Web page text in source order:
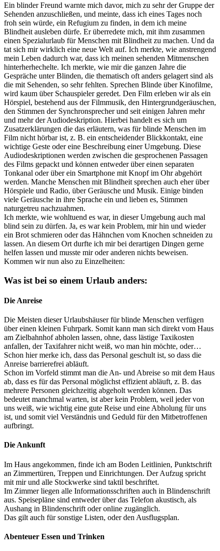
Ein blinder Freund warnte mich davor, mich zu sehr der Gruppe der
Sehenden anzuschließen, und meinte, dass ich eines Tages noch
froh sein würde, ein Refugium zu finden, in dem ich meine
Blindheit ausleben dürfe. Er überredete mich, mit ihm zusammen
einen Spezialurlaub für Menschen mit Blindheit zu machen. Und da
tat sich mir wirklich eine neue Welt auf. Ich merkte, wie anstrengend
mein Leben dadurch war, dass ich meinen sehenden Mitmenschen
hinterherhechelte. Ich merkte, wie mir die ganzen Jahre die
Gespräche unter Blinden, die thematisch oft anders gelagert sind als
die mit Sehenden, so sehr fehlten. Sprechen Blinde über Kinofilme,
wird kaum über Schauspieler geredet. Den Film erleben wir als ein
Hörspiel, bestehend aus der Filmmusik, den Hintergrundgeräuschen,
den Stimmen der Synchronsprecher und seit einigen Jahren mehr
und mehr der Audiodeskription. Hierbei handelt es sich um
Zusatzerklärungen die das erläutern, was für blinde Menschen im
Film nicht hörbar ist, z. B. ein entscheidender Blickkontakt, eine
wichtige Geste oder eine Beschreibung einer Umgebung. Diese
Audiodeskriptionen werden zwischen die gesprochenen Passagen
des Films gepackt und können entweder über einen separaten
Tonkanal oder über ein Smartphone mit Knopf im Ohr abgehört
werden. Manche Menschen mit Blindheit sprechen auch eher über
Hörspiele und Radio, über Geräusche und Musik. Einige binden
viele Geräusche in ihre Sprache ein und lieben es, Stimmen
naturgetreu nachzuahmen.
Ich merkte, wie wohltuend es war, in dieser Umgebung auch mal
blind sein zu dürfen. Ja, es war kein Problem, mir hin und wieder
ein Brot schmieren oder das Hähnchen vom Knochen schneiden zu
lassen. An diesem Ort durfte ich mir bei derartigen Dingen gerne
helfen lassen und musste mir oder anderen nichts beweisen.
Kommen wir nun also zu Einzelheiten:
Was ist bei so einem Urlaub anders:
Die Anreise
Die Meisten dieser Urlaubshäuser für blinde Menschen verfügen
über einen kleinen Fuhrpark. Somit kann man sich direkt vom Haus
am Zielbahnhof abholen lassen, ohne, dass lästige Taxikosten
anfallen, der Taxifahrer nicht weiß, wo man hin möchte, oder…
Schon hier merke ich, dass das Personal geschult ist, so dass die
Anreise barrierefrei abläuft.
Schon im Vorfeld stimmt man die An- und Abreise so mit dem Haus
ab, dass es für das Personal möglichst effizient abläuft, z. B. das
mehrere Personen gleichzeitig abgeholt werden können. Das
bedeutet manchmal warten, ist aber kein Problem, weil jeder von
uns weiß, wie wichtig eine gute Reise und eine Abholung für uns
ist, und somit viel Verständnis und Geduld für den Mitbetroffenen
aufbringt.
Die Ankunft
Im Haus angekommen, finde ich am Boden Leitlinien, Punktschrift
an Zimmertüren, Treppen und Einrichtungen. Der Aufzug spricht
mit mir und alle Stockwerke sind taktil beschriftet.
Im Zimmer liegen alle Informationsschriften auch in Blindenschrift
aus. Speisepläne sind entweder über das Telefon akustisch, als
Aushang in Blindenschrift oder online zugänglich.
Das gilt auch für sonstige Listen, oder den Ausflugsplan.
Abenteuer Essen und Trinken